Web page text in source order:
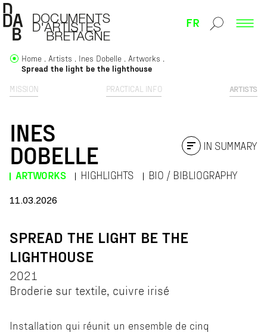
FR
MISSION PRACTICAL INFO ARTISTS
Home Artists Ines Dobelle
Artworks
Spread the light be the lighthouse
INES
DOBELLE
ARTWORKS HIGHLIGHTS BIO / BIBLIOGRAPHY
IN SUMMARY
11.03.2026
SPREAD THE LIGHT BE THE
LIGHTHOUSE
2021
Broderie sur textile, cuivre irisé
Installation qui réunit un ensemble de cinq